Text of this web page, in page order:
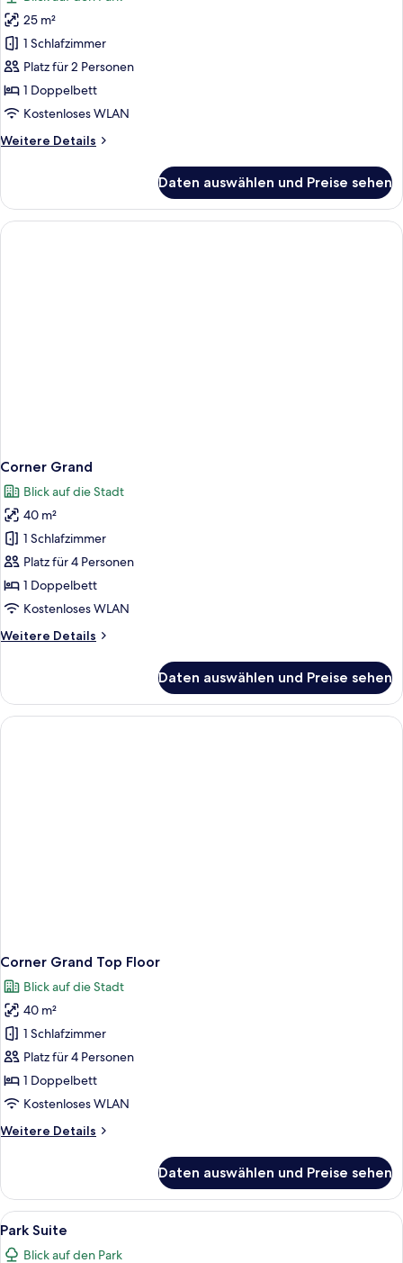
25 m²
1 Schlafzimmer
Platz für 2 Personen
1 Doppelbett
Kostenloses WLAN
Weitere Details
Weitere
Top
Floor
Daten auswählen und Preise sehen
Corner Grand
Blick auf die Stadt
40 m²
1 Schlafzimmer
Platz für 4 Personen
1 Doppelbett
Kostenloses WLAN
Weitere Details
Weitere
Grand
Daten auswählen und Preise sehen
Corner Grand Top Floor
Blick auf die Stadt
40 m²
1 Schlafzimmer
Platz für 4 Personen
1 Doppelbett
Kostenloses WLAN
Weitere Details
Weitere
Grand
Top
Floor
Daten auswählen und Preise sehen
Alle
Fotos
Ein modernes Hotelzimmer mit
1
Park Suite
Blick auf den Park